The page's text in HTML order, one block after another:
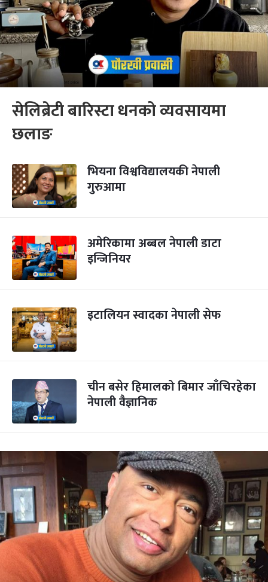
सेलिब्रेटी बारिस्टा धनको व्यवसायमा
छलाङ
भियना विश्वविद्यालयकी नेपाली
गुरुआमा
अमेरिकामा अब्बल नेपाली डाटा
इन्जिनियर
इटालियन स्वादका नेपाली सेफ
चीन बसेर हिमालको बिमार जाँचिरहेका
नेपाली वैज्ञानिक